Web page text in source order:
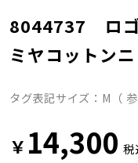
8044737 ロゴ
ミヤコットン
タグ表記サイズ：M（ 参
￥ 14,300 税